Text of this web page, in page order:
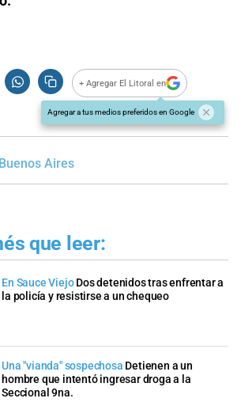
+ Agregar El Litoral en
Agregar a tus medios preferidos en Google
Buenos Aires
que leer:
En Sauce Viejo Dos detenidos tras enfrentar a
la policía y resistirse a un chequeo
Una "vianda" sospechosa Detienen a un
hombre que intentó ingresar droga a la
Seccional 9na.